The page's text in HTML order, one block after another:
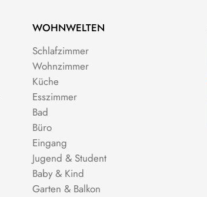
WOHNWELTEN
Schlafzimmer
Wohnzimmer
Küche
Esszimmer
Bad
Büro
Eingang
Jugend & Student
Baby & Kind
Garten & Balkon